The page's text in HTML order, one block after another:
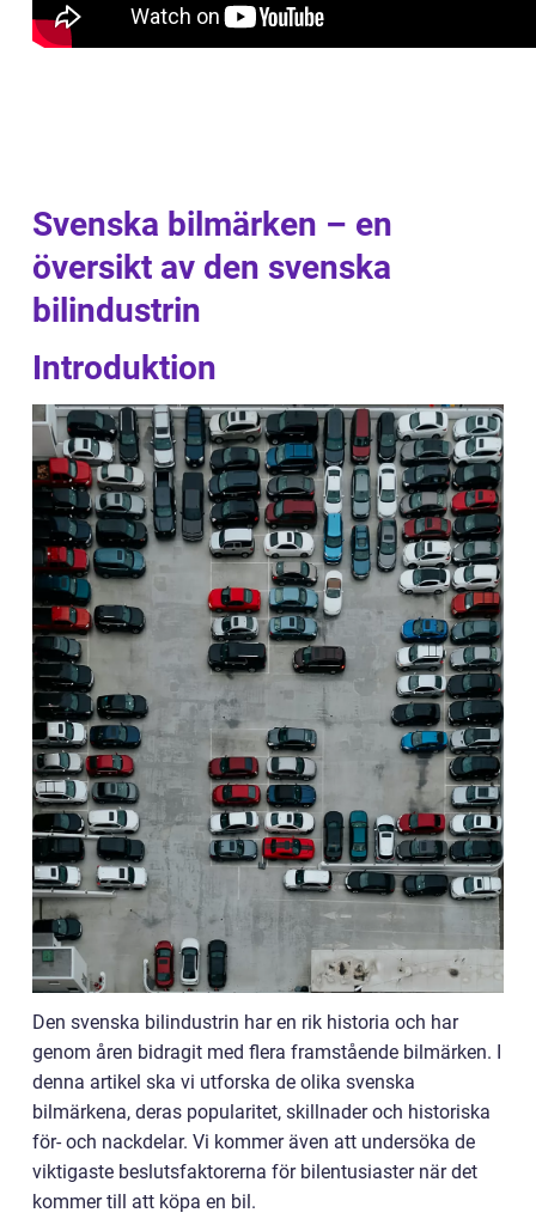
Svenska bilmärken – en
översikt av den svenska
bilindustrin
Introduktion
Den svenska bilindustrin har en rik historia och har
genom åren bidragit med flera framstående bilmärken. I
denna artikel ska vi utforska de olika svenska
bilmärkena, deras popularitet, skillnader och historiska
för- och nackdelar. Vi kommer även att undersöka de
viktigaste beslutsfaktorerna för bilentusiaster när det
kommer till att köpa en bil.